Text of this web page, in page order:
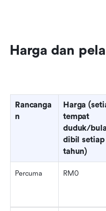
Harga dan
Rancanga
n
Harga
tempat
duduk/
dibil setiap
tahun)
Percuma RM0